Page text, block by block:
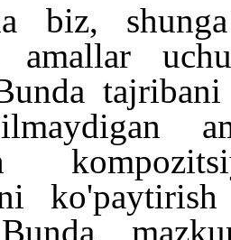
biz,
amallar